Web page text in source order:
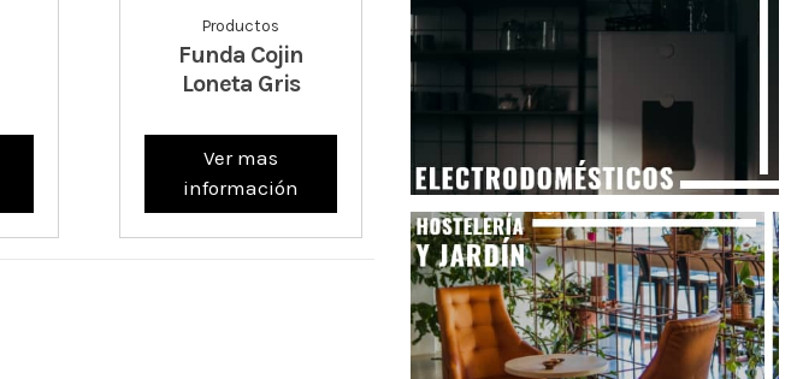
Productos
Funda Cojin
Loneta Gris
Ver mas
información